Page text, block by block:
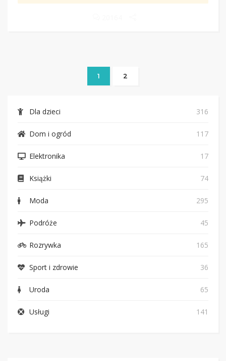
1 2
Dla dzieci 316
Dom i ogród 117
Elektronika 17
Książki 74
Moda 295
Podróże 45
Rozrywka 165
Sport i zdrowie 36
Uroda 65
Usługi 141